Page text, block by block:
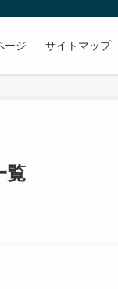
ージ サイトマップ
覧